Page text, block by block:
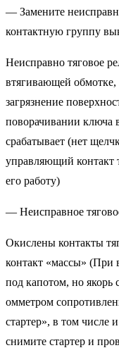
— Замените
контактную группу
Неисправно тяговое
втягивающей обмотке,
загрязнение
поворачивании ключа
срабатывает (нет
управляющий контакт
его работу)
— Неисправное
Окислены контакты
контакт «массы» (При
под капотом, но якорь
омметром
стартер», в том числе
снимите стартер и